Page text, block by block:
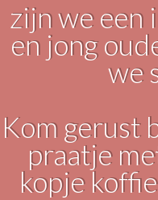
zijn we
en jong
we
Kom gerust
praatje
kopje